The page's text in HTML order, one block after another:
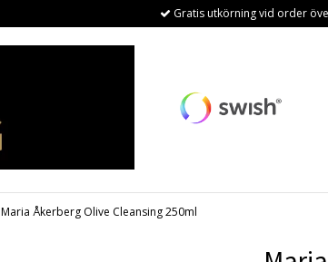
Gratis utkörning vid order
Maria Åkerberg Olive Cleansing 250ml